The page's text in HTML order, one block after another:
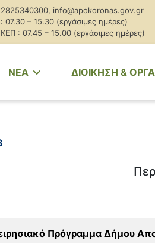
info@apokoronas.gov.gr
07.30 – 15.30 (εργάσιμες ημέρες)
: 07.45 – 15.00 (εργάσιμες ημέρες)
NEA ΔΙΟΙΚΗΣΗ &
Πρόγραμμα Δήμου